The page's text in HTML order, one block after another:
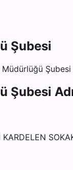
Şubesi
Şubesi
Şubesi